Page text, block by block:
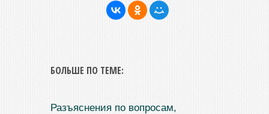
БОЛЬШЕ ПО ТЕМЕ:
Разъяснения по вопросам,